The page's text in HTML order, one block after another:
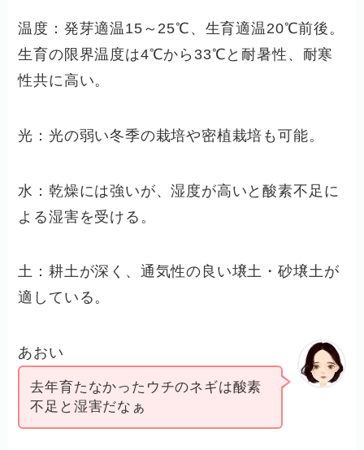
温度：発芽適温15～25℃、生育適温20℃前後。
生育の限界温度は4℃から33℃と耐暑性、耐寒
性共に高い。
光：光の弱い冬季の栽培や密植栽培も可能。
水：乾燥には強いが、湿度が高いと酸素不足に
よる湿害を受ける。
土：耕土が深く、通気性の良い壌土・砂壌土が
適している。
あおい
去年育たなかったウチのネギは酸素
不足と湿害だなぁ